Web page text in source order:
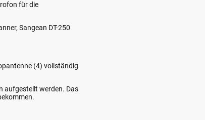
für die
Sangean DT-250
(4) vollständig
aufgestellt werden. Das